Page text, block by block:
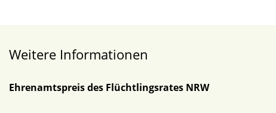
Weitere Informationen
Ehrenamtspreis des Flüchtlingsrates NRW